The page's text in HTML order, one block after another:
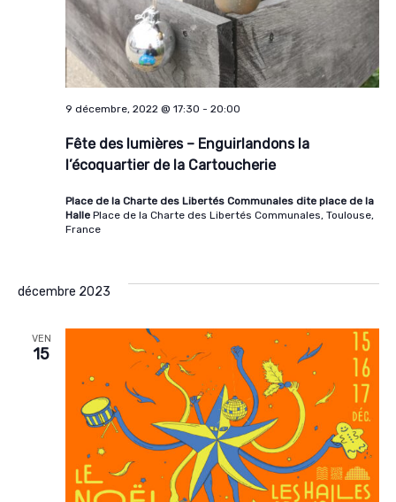
Fête des lumières – Enguirlandons la
l’écoquartier de la Cartoucherie
9 décembre, 2022 @ 17:30 - 20:00
Place de la Charte des Libertés Communales dite place de la
Halle Place de la Charte des Libertés Communales, Toulouse,
France
décembre 2023
VEN
15